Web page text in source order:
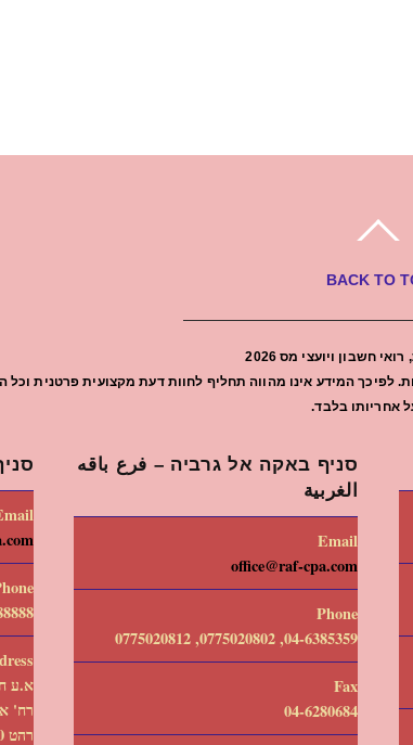
BACK TO
חשבון ויועצי מס2026
לפיכך המידע אינו מהווה תחליף לחוות דעת מקצועית פרטנית
אחריותו בלבד.
סניף באקה אל גרביה – فرع باقه
الغربية
Email
office@raf-cpa.com
Phone
04-6385359, 0775020802, 0775020812
Fax
04-6280684
א.ע
רח'
רהט 8535700